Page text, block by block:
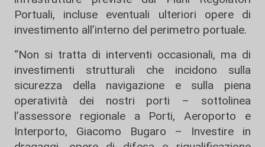
Portuali, incluse eventuali ulteriori opere di
investimento all’interno del perimetro portuale.
“Non si tratta di interventi occasionali, ma di
investimenti strutturali che incidono sulla
sicurezza della navigazione e sulla piena
operatività dei nostri porti – sottolinea
l’assessore regionale a Porti, Aeroporto e
Interporto, Giacomo Bugaro – Investire in